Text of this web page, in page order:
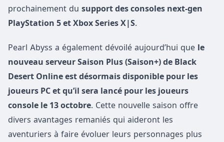
prochainement du support des consoles next-gen
PlayStation 5 et Xbox Series X|S.
Pearl Abyss a également dévoilé aujourd’hui que le
nouveau serveur Saison Plus (Saison+) de Black
Desert Online est désormais disponible pour les
joueurs PC et qu’il sera lancé pour les joueurs
console le 13 octobre. Cette nouvelle saison offre
divers avantages remaniés qui aideront les
aventuriers à faire évoluer leurs personnages plus